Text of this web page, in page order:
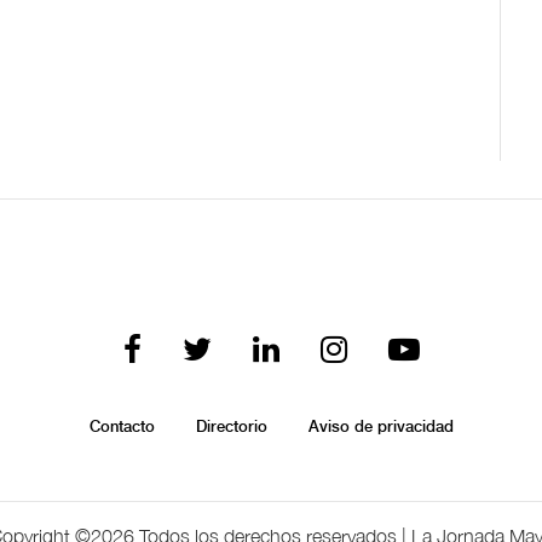
Contacto Directorio Aviso de privacidad
©2026 Todos los derechos reservados | La Jornada